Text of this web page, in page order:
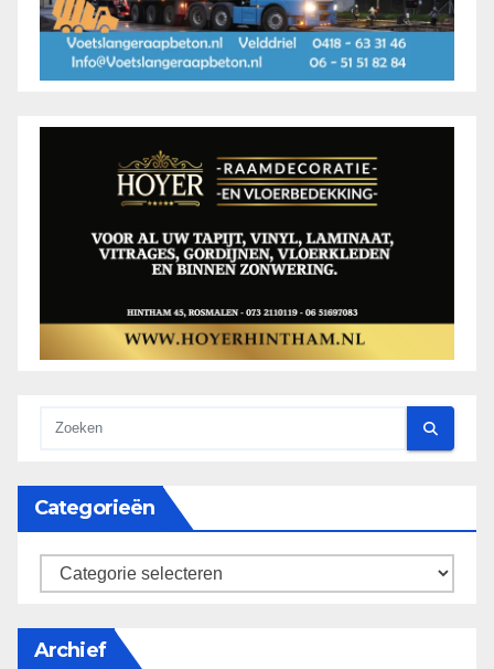
Categorieën
categorieën
Archief